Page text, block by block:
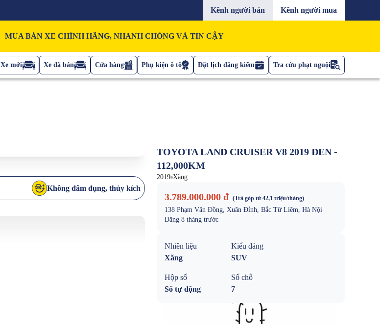
Kênh người bán Kênh người mua
MUA BÁN XE CHÍNH HÃNG, NHANH CHÓNG VÀ TIN CẬY
Xe mới Xe đã bán Cửa hàng Phụ kiện ô tô Đặt lịch đăng kiểm Tra cứu phạt nguội
Không đâm đụng, thủy kích
TOYOTA LAND CRUISER V8 2019 ĐEN -
112,000KM
2019 Xăng
3.789.000.000 đ (Trả góp từ42,1 triệu/tháng)
138 Phạm Văn Đồng, Xuân Đỉnh, Bắc Từ Liêm, Hà Nội
Đăng 8 tháng trước
Nhiên liệu
Xăng
Kiểu dáng
SUV
Hộp số
Số tự động
Số chỗ
7